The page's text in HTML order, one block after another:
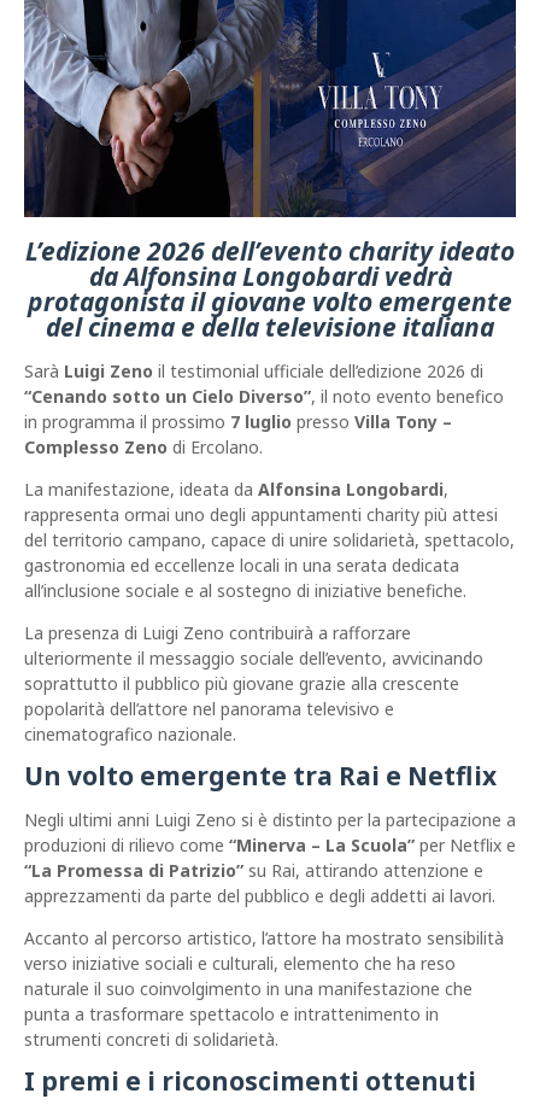
L’edizione 2026 dell’evento charity ideato
da Alfonsina Longobardi vedrà
protagonista il giovane volto emergente
del cinema e della televisione italiana
Sarà Luigi Zeno il testimonial ufficiale dell’edizione 2026 di
“Cenando sotto un Cielo Diverso”, il noto evento benefico
in programma il prossimo 7 luglio presso Villa Tony –
Complesso Zeno di Ercolano.
La manifestazione, ideata da Alfonsina Longobardi,
rappresenta ormai uno degli appuntamenti charity più attesi
del territorio campano, capace di unire solidarietà, spettacolo,
gastronomia ed eccellenze locali in una serata dedicata
all’inclusione sociale e al sostegno di iniziative benefiche.
La presenza di Luigi Zeno contribuirà a rafforzare
ulteriormente il messaggio sociale dell’evento, avvicinando
soprattutto il pubblico più giovane grazie alla crescente
popolarità dell’attore nel panorama televisivo e
cinematografico nazionale.
Un volto emergente tra Rai e Netflix
Negli ultimi anni Luigi Zeno si è distinto per la partecipazione a
produzioni di rilievo come “Minerva – La Scuola” per Netflix e
“La Promessa di Patrizio” su Rai, attirando attenzione e
apprezzamenti da parte del pubblico e degli addetti ai lavori.
Accanto al percorso artistico, l’attore ha mostrato sensibilità
verso iniziative sociali e culturali, elemento che ha reso
naturale il suo coinvolgimento in una manifestazione che
punta a trasformare spettacolo e intrattenimento in
strumenti concreti di solidarietà.
I premi e i riconoscimenti ottenuti